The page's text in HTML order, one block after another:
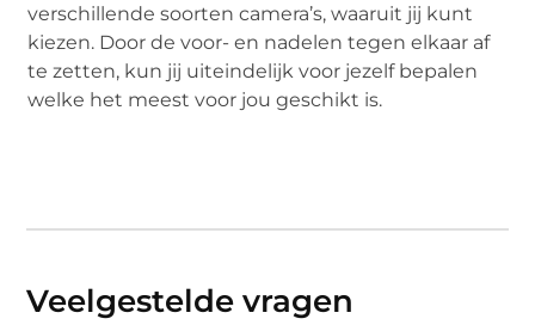
verschillende soorten camera’s, waaruit jij kunt
kiezen. Door de voor- en nadelen tegen elkaar af
te zetten, kun jij uiteindelijk voor jezelf bepalen
welke het meest voor jou geschikt is.
Veelgestelde vragen